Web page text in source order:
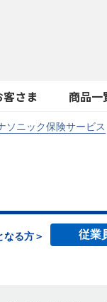
さま 商品一
ソニック保険サービス
なる方＞ 従業